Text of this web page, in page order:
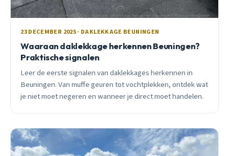
23 DECEMBER 2025 · DAKLEKKAGE BEUNINGEN
Waaraan daklekkage herkennen Beuningen?
Praktische signalen
Leer de eerste signalen van daklekkages herkennen in
Beuningen. Van muffe geuren tot vochtplekken, ontdek wat
je niet moet negeren en wanneer je direct moet handelen.